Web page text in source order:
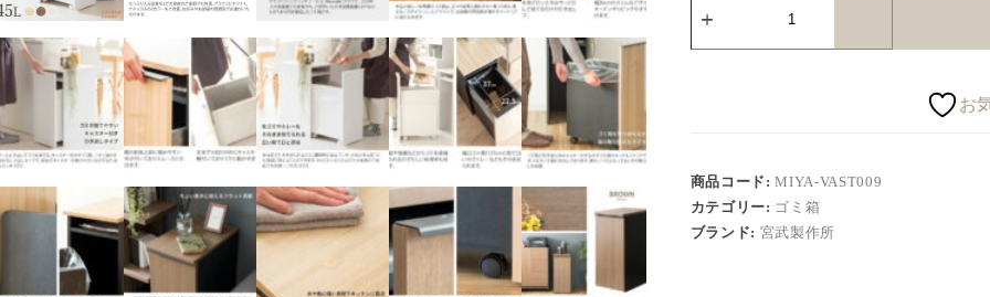
お
商品コード:MIYA-VAST009
カテゴリー: ゴミ箱
ブランド: 宮武製作所